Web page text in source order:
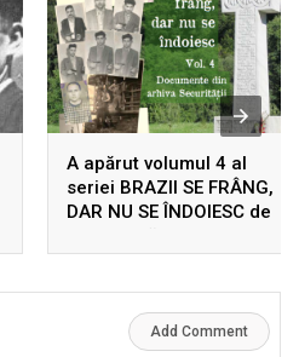
A apărut volumul 4 al
seriei BRAZII SE FRÂNG,
DAR NU SE ÎNDOIESC de
după 22 de ani de la
din Munții Făgărașului în
arhivele Securității
Add Comment